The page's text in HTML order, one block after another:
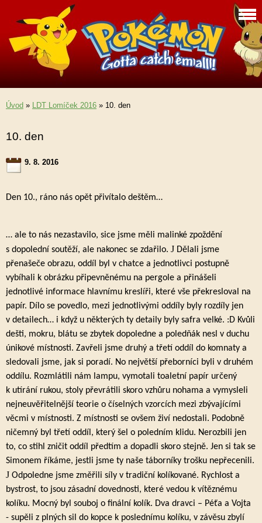
Úvod » LDT Lomíček 2016 » 10. den
10. den
9. 8. 2016
Den 10., ráno nás opět přivítalo deštěm…
… ale to nás nezastavilo, sice jsme měli malinké zpoždění
s dopolední soutěží, ale nakonec se zdařilo. J Dělali jsme
přenašeče obrazu, oddíl byl v chatce a jednotlivci postupně
vybíhali k obrázku připevněnému na pergole a přinášeli
jednotlivé informace hlavnímu kreslíři, které vše překresloval na
papír. Dílo se povedlo, mezi jednotlivými oddíly byly rozdíly jen
v detailech… i když u některých ty detaily byly safra velké. :D Kvůli
dešti, mokru, blátu se zbytek dopoledne a poledňák nesl v duchu
únikové místnosti. Zavřeli jsme druhý a třetí oddíl do komnaty a
sledovali jsme, jak si poradí. No největší přeborníci byli v druhém
oddílu. Rozmlátili nám lampu, vymotali toaletní papír určený
k utírání rukou, stoly převrátili skoro vzhůru nohama a vymysleli
nejneuvěřitelnější teorie o číselných vzorcích mezi zbývajícími
věcmi v místnosti. Z místnosti se ovšem živí nedostali. Podobně
ničemný byl třetí oddíl, který šel o poledním klidu. Nerozbili jen
to, co stihl zničit oddíl předtím a dopadli skoro stejně. Jen si tak se
Simonem říkáme, jestli jsme ty naše táborníky trošku nepřecenili.
J Odpoledne jsme změřili síly v tradiční kolíkované. Rychlost a
bystrost, to jsou zásadní dovednosti, které vedou k vítěznému
kolíku. Mocný byl souboj o finální kolík. Dva dravci – Péťa a Vojta
- supěli z plných sil do kopce k poslednímu kolíku, v závěsu zbylí